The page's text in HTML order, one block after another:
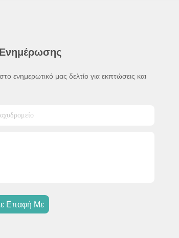
ενημερωτικό μας δελτίο για εκπτώσεις και
Επαφή Με